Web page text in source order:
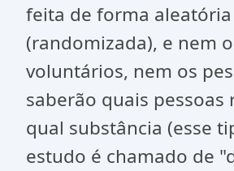
feita de forma aleatória
(randomizada), e nem
voluntários, nem os
saberão quais pessoas
qual substância (esse
estudo é chamado de